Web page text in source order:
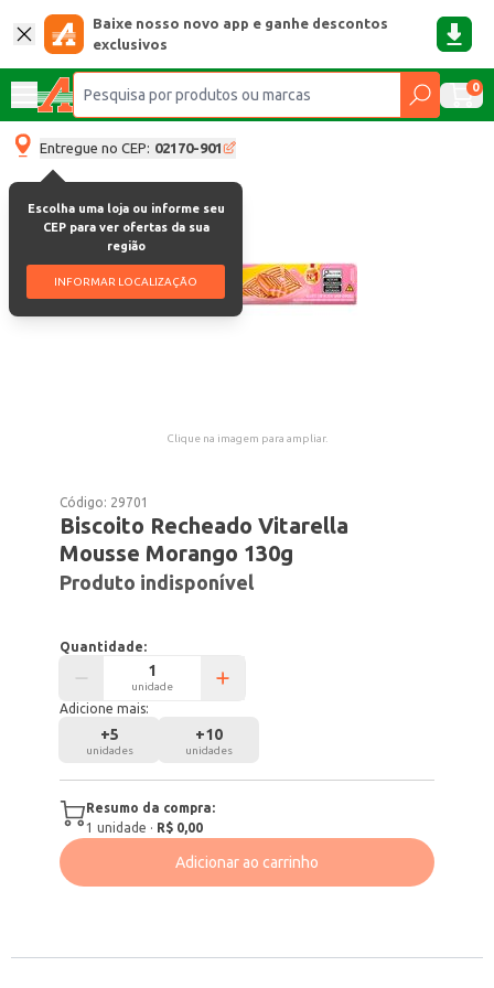
Baixe nosso novo app e ganhe descontos
exclusivos
0
Entregue no CEP: 02170-901
Escolha uma loja ou informe seu
CEP para ver ofertas da sua
região
INFORMAR LOCALIZAÇÃO
Clique na imagem para ampliar.
Código: 29701
Biscoito Recheado Vitarella
Mousse Morango 130g
Produto indisponível
Quantidade:
unidade
Adicione mais:
+5
unidades
+10
unidades
Resumo da compra:
1 unidade · R$ 0,00
Adicionar ao carrinho